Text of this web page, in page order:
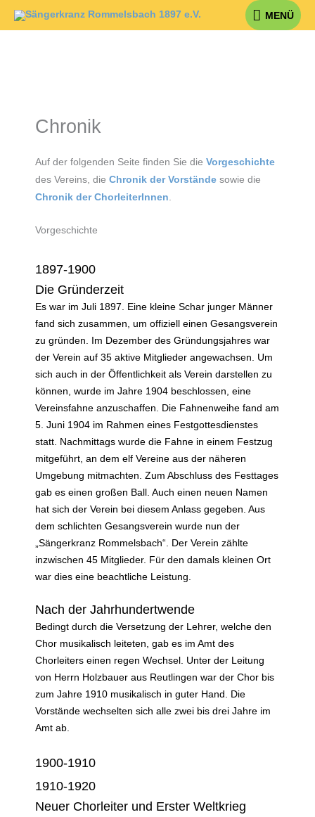
Zum
MENÜ
MENÜ
Chronik
Auf der folgenden Seite finden Sie die Vorgeschichte
des Vereins, die Chronik der Vorstände sowie die
Chronik der ChorleiterInnen.
Vorgeschichte
1897-1900
Die Gründerzeit
Es war im Juli 1897. Eine kleine Schar junger Männer
fand sich zusammen, um offiziell einen Gesangsverein
zu gründen. Im Dezember des Gründungsjahres war
der Verein auf 35 aktive Mitglieder angewachsen. Um
sich auch in der Öffentlichkeit als Verein darstellen zu
können, wurde im Jahre 1904 beschlossen, eine
Vereinsfahne anzuschaffen. Die Fahnenweihe fand am
5. Juni 1904 im Rahmen eines Festgottesdienstes
statt. Nachmittags wurde die Fahne in einem Festzug
mitgeführt, an dem elf Vereine aus der näheren
Umgebung mitmachten. Zum Abschluss des Festtages
gab es einen großen Ball. Auch einen neuen Namen
hat sich der Verein bei diesem Anlass gegeben. Aus
dem schlichten Gesangsverein wurde nun der
„Sängerkranz Rommelsbach“. Der Verein zählte
inzwischen 45 Mitglieder. Für den damals kleinen Ort
war dies eine beachtliche Leistung.
Nach der Jahrhundertwende
Bedingt durch die Versetzung der Lehrer, welche den
Chor musikalisch leiteten, gab es im Amt des
Chorleiters einen regen Wechsel. Unter der Leitung
von Herrn Holzbauer aus Reutlingen war der Chor bis
zum Jahre 1910 musikalisch in guter Hand. Die
Vorstände wechselten sich alle zwei bis drei Jahre im
Amt ab.
1900-1910
1910-1920
Neuer Chorleiter und Erster Weltkrieg